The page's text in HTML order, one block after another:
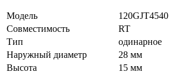
Модель
120GJT4540
Совместимость
RT
Тип
одинарное
Наружный диаметр
28
Высота
15 мм